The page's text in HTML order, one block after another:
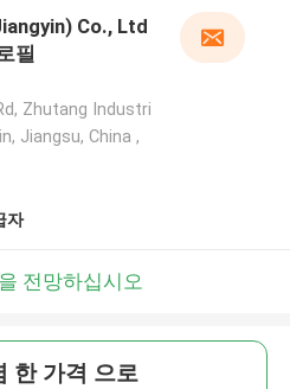
Co., Ltd
필
Zhutang Industri
Jiangsu, China ,
자
전망하십시오
한 가격 으로